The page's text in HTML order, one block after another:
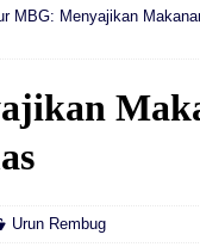
MBG: Menyajikan
Urun Rembug